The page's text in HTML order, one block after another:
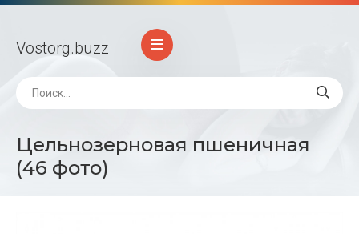
Vostorg.buzz
Цельнозерновая пшеничная
(46 фото)